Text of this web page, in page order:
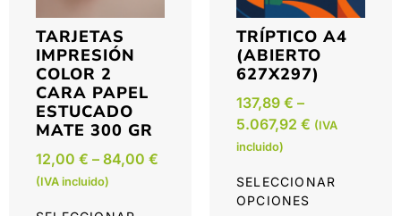
TARJETAS
IMPRESIÓN
COLOR 2
CARA PAPEL
ESTUCADO
MATE 300 GR
12,00 € – 84,00 €
(IVA incluido)
TRÍPTICO A4
(ABIERTO
627X297)
137,89 € –
5.067,92 € (IVA
incluido)
SELECCIONAR
OPCIONES